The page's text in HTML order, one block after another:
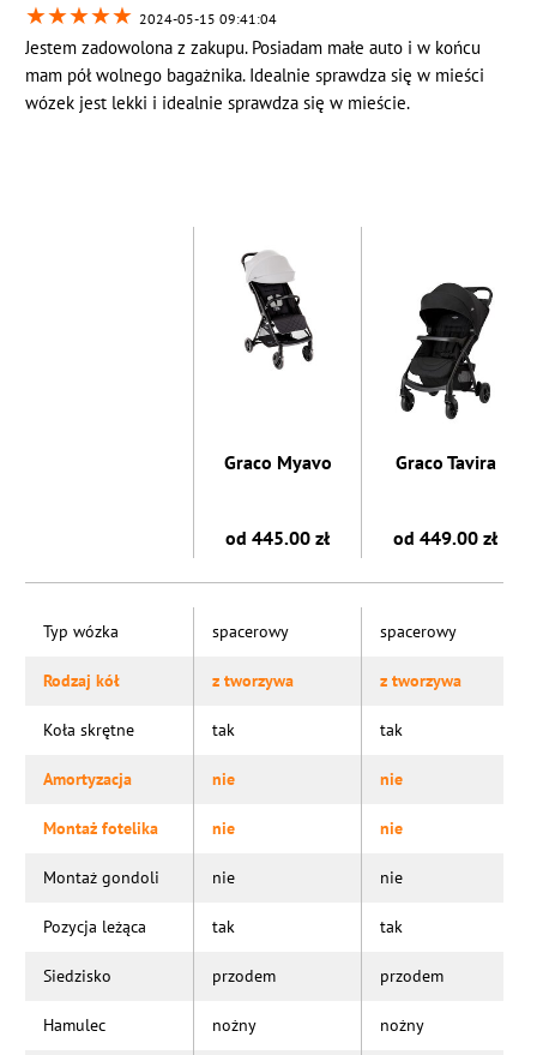
★★★★★ 2024-05-15 09:41:04
Jestem zadowolona z zakupu. Posiadam małe auto i w końcu
mam pół wolnego bagażnika. Idealnie sprawdza się w mieści
wózek jest lekki i idealnie sprawdza się w mieście.
Graco Myavo Graco Tavira
od 445.00 zł od 449.00 zł
Typ wózka spacerowy spacerowy
Rodzaj kół z tworzywa z tworzywa
Koła skrętne tak tak
Amortyzacja nie nie
Montaż fotelika nie nie
Montaż gondoli nie nie
Pozycja leżąca tak tak
Siedzisko przodem przodem
Hamulec nożny nożny